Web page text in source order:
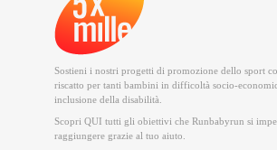
Sostieni i nostri progetti di promozione dello sport
riscatto per tanti bambini in difficoltà socio-
inclusione della disabilità.
Scopri QUI tutti gli obiettivi che Runbabyrun si
raggiungere grazie al tuo aiuto.